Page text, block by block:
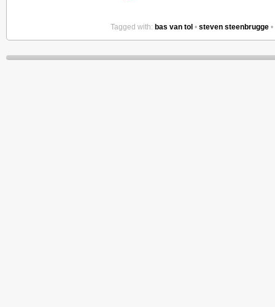
Tagged with: bas van tol • steven steenbrugge •